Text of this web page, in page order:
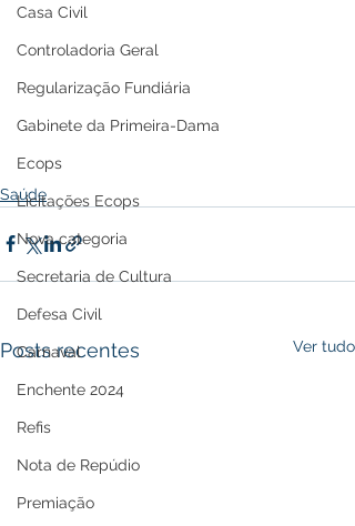
Casa Civil
Controladoria Geral
Regularização Fundiária
Gabinete da Primeira-Dama
Ecops
Licitações Ecops
Nova categoria
Secretaria de Cultura
Defesa Civil
Carnaval
Enchente 2024
Refis
Nota de Repúdio
Premiação
Saúde
Posts recentes Ver tudo